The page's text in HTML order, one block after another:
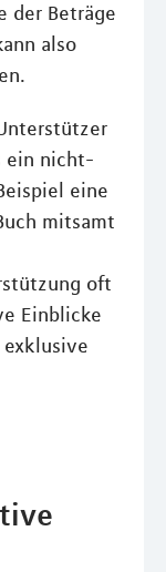
der Beträge
also
ein nicht-
eine
mitsamt
oft
Einblicke